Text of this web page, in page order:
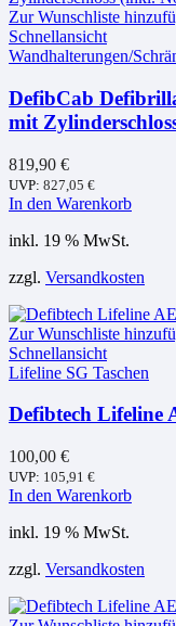
Zur Wunschliste
Schnellansicht
Wandhalterungen/
DefibCab
mit
819,90 €
UVP: 827,05 €
In den Warenkorb
inkl. 19 % MwSt.
zzgl. Versandkosten
Zur Wunschliste
Schnellansicht
Lifeline SG Taschen
Defibtech Lifeline
100,00 €
UVP: 105,91 €
In den Warenkorb
inkl. 19 % MwSt.
zzgl. Versandkosten